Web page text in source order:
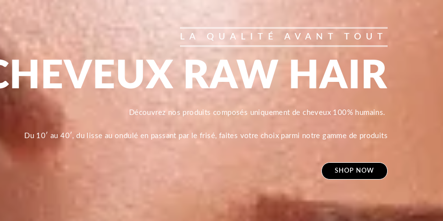
LA QUALITÉ AVANT TOUT
RAW HAIR
Découvrez nos produits composés uniquement de cheveux 100% humains.
Du 10′ au 40′, du lisse au ondulé en passant par le frisé, faites votre choix parmi notre gamme de produits
SHOP NOW